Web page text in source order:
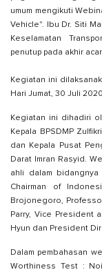
umum mengikuti
Vehicle". Ibu Dr. Siti
Keselamatan
penutup pada akhir
Kegiatan ini
Hari Jumat, 30 Juli
Kegiatan ini dihadiri
Kepala BPSDMP
dan Kepala Pusat
Darat Imran Rasyid.
ahli dalam
Chairman of
Brojonegoro,
Parry, Vice President
Hyun dan President
Dalam pembahasan
Worthiness Test :